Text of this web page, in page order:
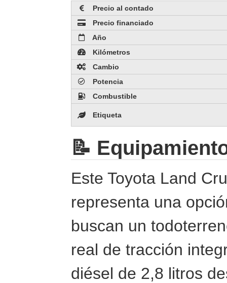
Precio al contado
Precio financiado
Año
Kilómetros
Cambio
Potencia
Combustible
Etiqueta
📝
Este Toyota Land
representa una
buscan un
real de tracción
diésel de 2,8 litros